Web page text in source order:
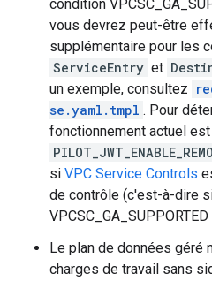
condition
vous devrez peut-être
supplémentaire pour les
ServiceEntry et
un exemple, consultez
se.yaml.tmpl . Pour
fonctionnement actuel
si VPC Service Controls
de contrôle (c'est-à-dire
Le plan de données géré
charges de travail sans